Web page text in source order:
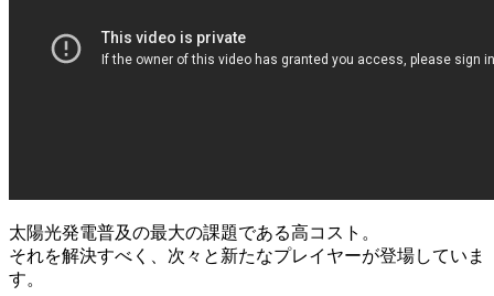
太陽光発電普及の最大の課題である高コスト。
それを解決すべく、次々と新たなプレイヤーが登場していま
す。